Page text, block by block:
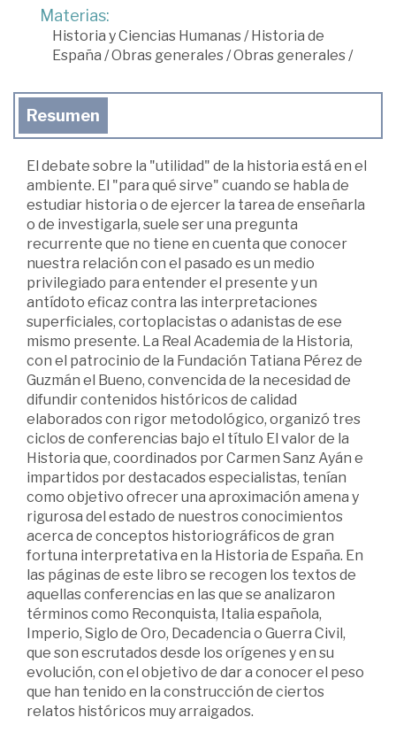
Materias:
Historia y Ciencias Humanas /Historia de
España /Obras generales /Obras generales /
Resumen
El debate sobre la "utilidad" de la historia está en el
ambiente. El "para qué sirve" cuando se habla de
estudiar historia o de ejercer la tarea de enseñarla
o de investigarla, suele ser una pregunta
recurrente que no tiene en cuenta que conocer
nuestra relación con el pasado es un medio
privilegiado para entender el presente y un
antídoto eficaz contra las interpretaciones
superficiales, cortoplacistas o adanistas de ese
mismo presente. La Real Academia de la Historia,
con el patrocinio de la Fundación Tatiana Pérez de
Guzmán el Bueno, convencida de la necesidad de
difundir contenidos históricos de calidad
elaborados con rigor metodológico, organizó tres
ciclos de conferencias bajo el título El valor de la
Historia que, coordinados por Carmen Sanz Ayán e
impartidos por destacados especialistas, tenían
como objetivo ofrecer una aproximación amena y
rigurosa del estado de nuestros conocimientos
acerca de conceptos historiográficos de gran
fortuna interpretativa en la Historia de España. En
las páginas de este libro se recogen los textos de
aquellas conferencias en las que se analizaron
términos como Reconquista, Italia española,
Imperio, Siglo de Oro, Decadencia o Guerra Civil,
que son escrutados desde los orígenes y en su
evolución, con el objetivo de dar a conocer el peso
que han tenido en la construcción de ciertos
relatos históricos muy arraigados.